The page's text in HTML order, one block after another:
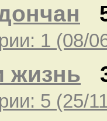
1 (08/
жизнь
5 (25/